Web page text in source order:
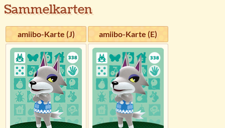
Sammelkarten
amiibo-Karte (J) amiibo-Karte (E)